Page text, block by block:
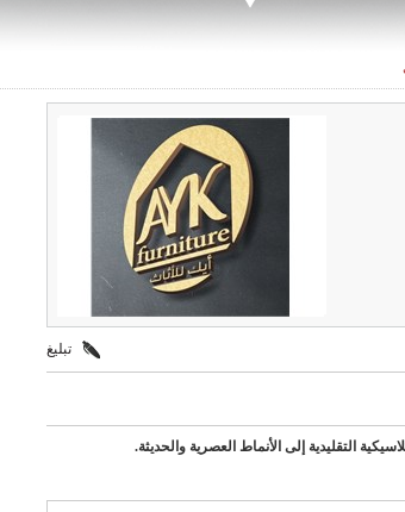
تبليغ
التقليدية إلى الأنماط العصرية والحديثة.